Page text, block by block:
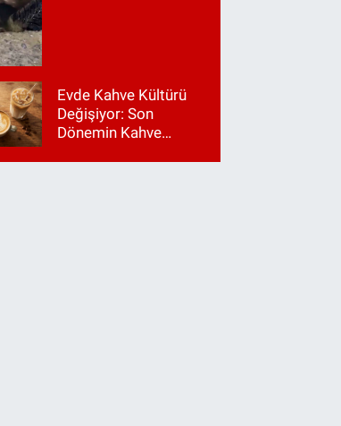
Evde Kahve Kültürü
Değişiyor: Son
Dönemin Kahve